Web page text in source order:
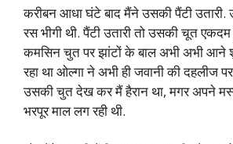
करीबन आधा घंटे बाद मैंने उसकी पैंटी
रस भीगी थी. पैंटी उतारी तो उसकी चूत
कमसिन चुत पर झांटों के बाल अभी अभी आने
रहा था ओल्गा ने अभी ही जवानी की दहलीज
उसकी चुत देख कर मैं हैरान था, मगर अपने
भरपूर माल लग रही थी.